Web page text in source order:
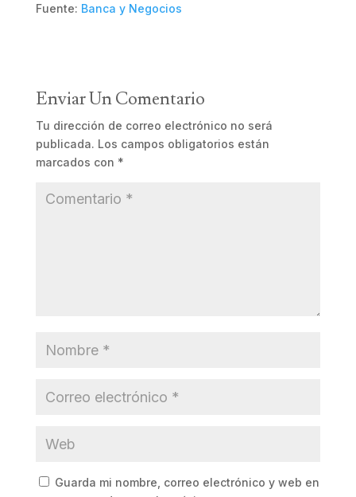
Fuente: Banca y Negocios
Enviar Un Comentario
Tu dirección de correo electrónico no será
publicada. Los campos obligatorios están
marcados con *
Guarda mi nombre, correo electrónico y web en